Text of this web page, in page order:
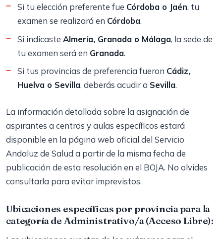
Si tu elección preferente fue Córdoba o Jaén, tu
examen se realizará en Córdoba.
Si indicasteAlmería, Granada o Málaga, la sede de
tu examen será en Granada.
Si tus provincias de preferencia fueron Cádiz,
Huelva o Sevilla, deberás acudir a Sevilla.
La información detallada sobre la asignación de
aspirantes a centros y aulas específicos estará
disponible en la página web oficial del Servicio
Andaluz de Salud a partir de la misma fecha de
publicación de esta resolución en el BOJA. No olvides
consultarla para evitar imprevistos.
Ubicaciones específicas por provincia para la
categoría de Administrativo/a (Acceso Libre):